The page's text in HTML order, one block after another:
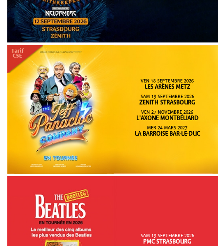
VEN 18 SEPTEMBRE 2026
LES ARÈNES METZ
SAM 19 SEPTEMBRE 2026
ZENITH STRASBOURG
VEN 27 NOVEMBRE 2026
L'AXONE MONTBÉLIARD
MER 24 MARS 2027
LA BARROISE BAR-LE-DUC
SAM 19 SEPTEMBRE 2026
PMC STRASBOURG